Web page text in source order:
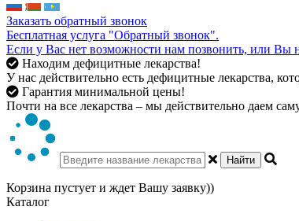
Заказать обратный звонок
Бесплатная услуга "Обратный звонок".
Если у Вас нет возможности нам позвонить, или Вы
Находим дефицитные лекарства!
У нас действительно есть дефицитные лекарства,
Гарантия минимальной цены!
Почти на все лекарства – мы действительно даем
Найти
Корзина пустует и ждет Вашу заявку))
Каталог